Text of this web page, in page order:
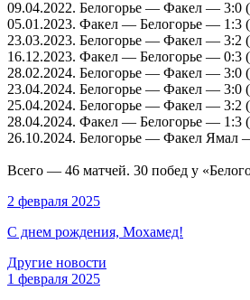
09.04.2022. Белогорье — Факел — 3:0
05.01.2023. Факел — Белогорье — 1:3
23.03.2023. Белогорье — Факел — 3:2
16.12.2023. Факел — Белогорье — 0:3
28.02.2024. Белогорье — Факел — 3:0
23.04.2024. Белогорье — Факел — 3:0
25.04.2024. Белогорье — Факел — 3:2
28.04.2024. Факел — Белогорье — 1:3
26.10.2024. Белогорье — Факел Ямал
Всего — 46 матчей. 30 побед у
2 февраля 2025
С днем рождения, Мохамед!
Другие новости
1 февраля 2025